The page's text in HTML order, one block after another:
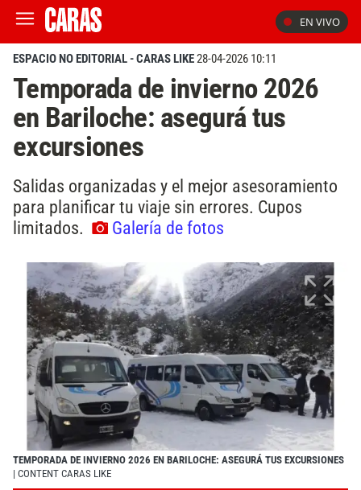
EN VIVO
ESPACIO NO EDITORIAL - CARAS LIKE28-04-2026 10:11
Temporada de invierno 2026
en Bariloche: asegurá tus
excursiones
Salidas organizadas y el mejor asesoramiento
para planificar tu viaje sin errores. Cupos
limitados.
Galería de fotos
TEMPORADA DE INVIERNO 2026 EN BARILOCHE: ASEGURÁ TUS EXCURSIONES
| CONTENT CARAS LIKE